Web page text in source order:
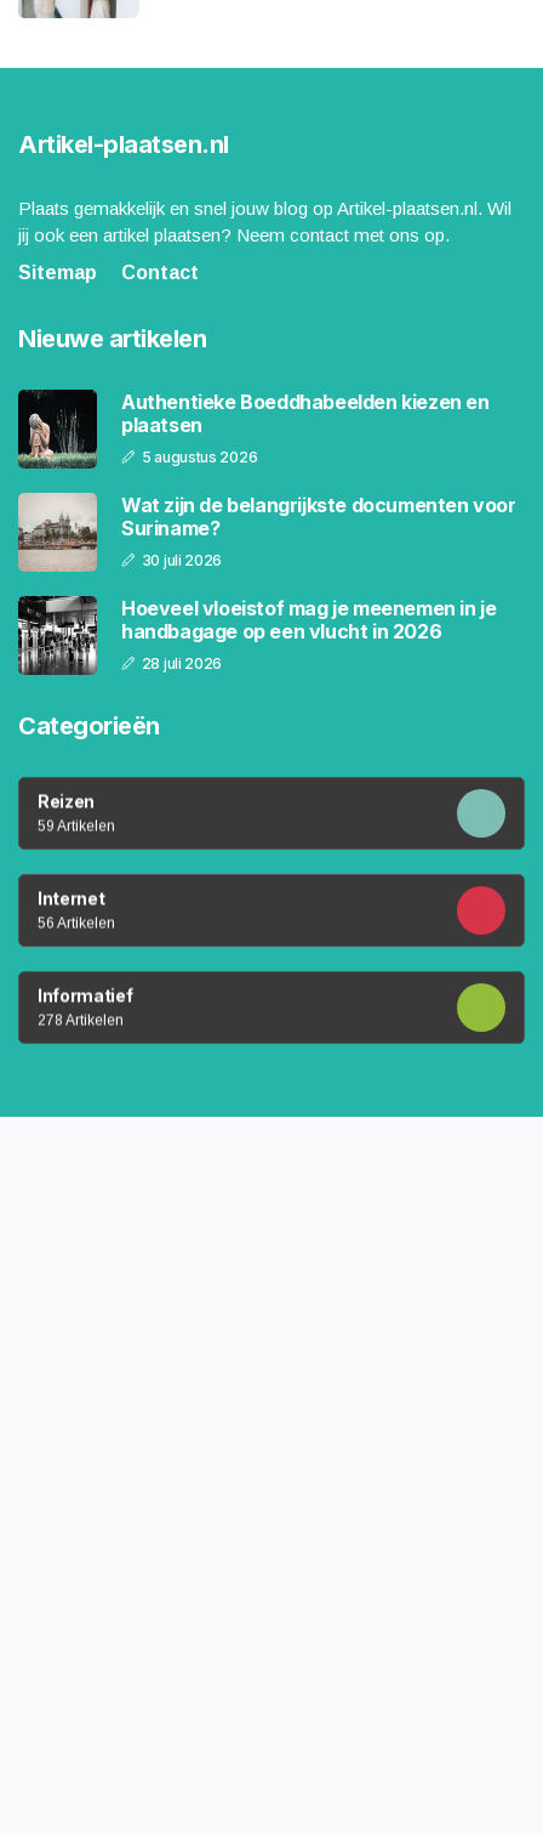
Artikel-plaatsen.nl
Plaats gemakkelijk en snel jouw blog op Artikel-plaatsen.nl. Wil
jij ook een artikel plaatsen? Neem contact met ons op.
Sitemap
Contact
Nieuwe artikelen
Authentieke Boeddhabeelden kiezen en
plaatsen
5 augustus 2026
Wat zijn de belangrijkste documenten voor
Suriname?
30 juli 2026
Hoeveel vloeistof mag je meenemen in je
handbagage op een vlucht in 2026
28 juli 2026
Categorieën
Reizen
59 Artikelen
Internet
56 Artikelen
Informatief
278 Artikelen